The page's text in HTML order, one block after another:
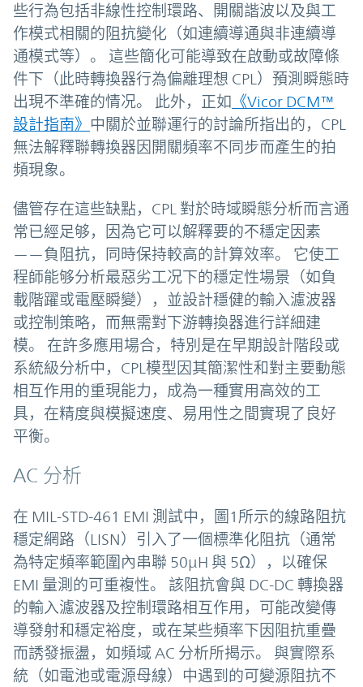
些行為包括非線性控制環路、開關諧波以及與工
作模式相關的阻抗變化（如連續導通與非連續導
通模式等）。 這些簡化可能導致在啟動或故障條
件下（此時轉換器行為偏離理想 CPL）預測瞬態時
出現不準確的情况。 此外，正如 《Vicor DCM™
設計指南》 中關於並聯運行的討論所指出的，CPL
無法解釋聯轉換器因開關頻率不同步而產生的拍
頻現象。
儘管存在這些缺點，CPL 對於時域瞬態分析而言通
常已經足够，因為它可以解釋要的不穩定因素
——負阻抗，同時保持較高的計算效率。 它使工
程師能够分析最惡劣工况下的穩定性場景（如負
載階躍或電壓瞬變），並設計穩健的輸入濾波器
或控制策略，而無需對下游轉換器進行詳細建
模。 在許多應用場合，特別是在早期設計階段或
系統級分析中，CPL模型因其簡潔性和對主要動態
相互作用的重現能力，成為一種實用高效的工
具，在精度與模擬速度、易用性之間實現了良好
平衡。
AC 分析
在 MIL-STD-461 EMI 測試中，圖1所示的線路阻抗
穩定網路（LISN）引入了一個標準化阻抗（通常
為特定頻率範圍內串聯 50µH 與 5Ω），以確保
EMI 量測的可重複性。 該阻抗會與 DC-DC 轉換器
的輸入濾波器及控制環路相互作用，可能改變傳
導發射和穩定裕度，或在某些頻率下因阻抗重疊
而誘發振盪，如頻域 AC 分析所揭示。 與實際系
統（如電池或電源母線）中遇到的可變源阻抗不